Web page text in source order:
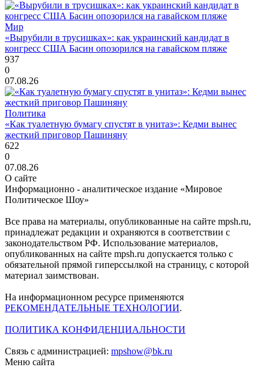
Мир
«Вырубили в трусишках»: как украинский кандидат в
конгресс США Басин опозорился на гавайском пляже
937
0
07.08.26
Политика
«Как туалетную бумагу спустят в унитаз»: Кедми вынес
жесткий приговор Пашиняну
622
0
07.08.26
О сайте
Информационно - аналитическое издание «Мировое
Политическое Шоу»
Все права на материалы, опубликованные на сайте mpsh.ru,
принадлежат редакции и охраняются в соответствии с
законодательством РФ. Использование материалов,
опубликованных на сайте mpsh.ru допускается только с
обязательной прямой гиперссылкой на страницу, с которой
материал заимствован.
На информационном ресурсе применяются
РЕКОМЕНДАТЕЛЬНЫЕ ТЕХНОЛОГИИ.
ПОЛИТИКА КОНФИДЕНЦИАЛЬНОСТИ
Связь с администрацией: mpshow@bk.ru
Меню сайта